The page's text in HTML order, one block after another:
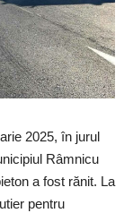
2025, în jurul
Râmnicu
a fost rănit. La
pentru